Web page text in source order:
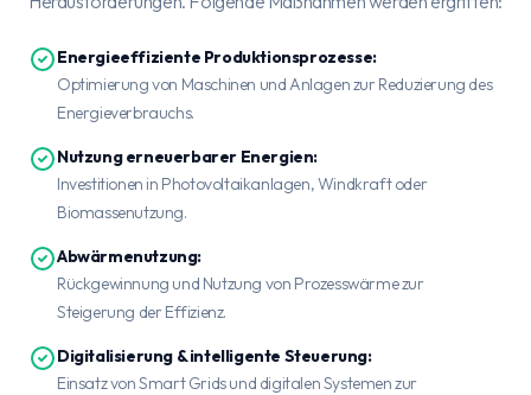
Energieeffiziente Produktionsprozesse:
Optimierung von Maschinen und Anlagen zur Reduzierung des
Energieverbrauchs.
Nutzung erneuerbarer Energien:
Investitionen in Photovoltaikanlagen, Windkraft oder
Biomassenutzung.
Abwärmenutzung:
Rückgewinnung und Nutzung von Prozesswärme zur
Steigerung der Effizienz.
Digitalisierung & intelligente Steuerung:
Einsatz von Smart Grids und digitalen Systemen zur